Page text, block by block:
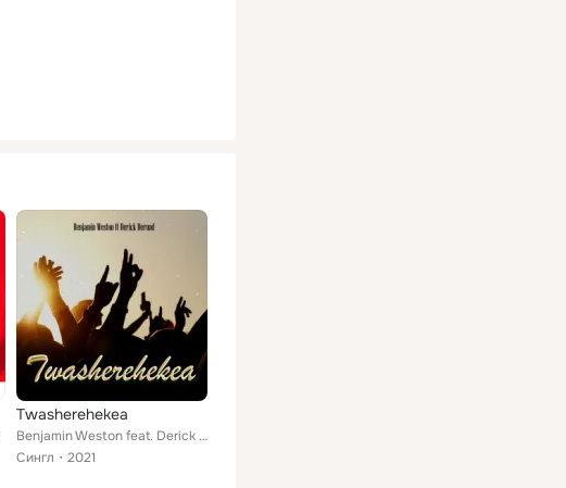
Twasherehekea
Benjamin Weston feat. Derick Bernad
Сингл
2021